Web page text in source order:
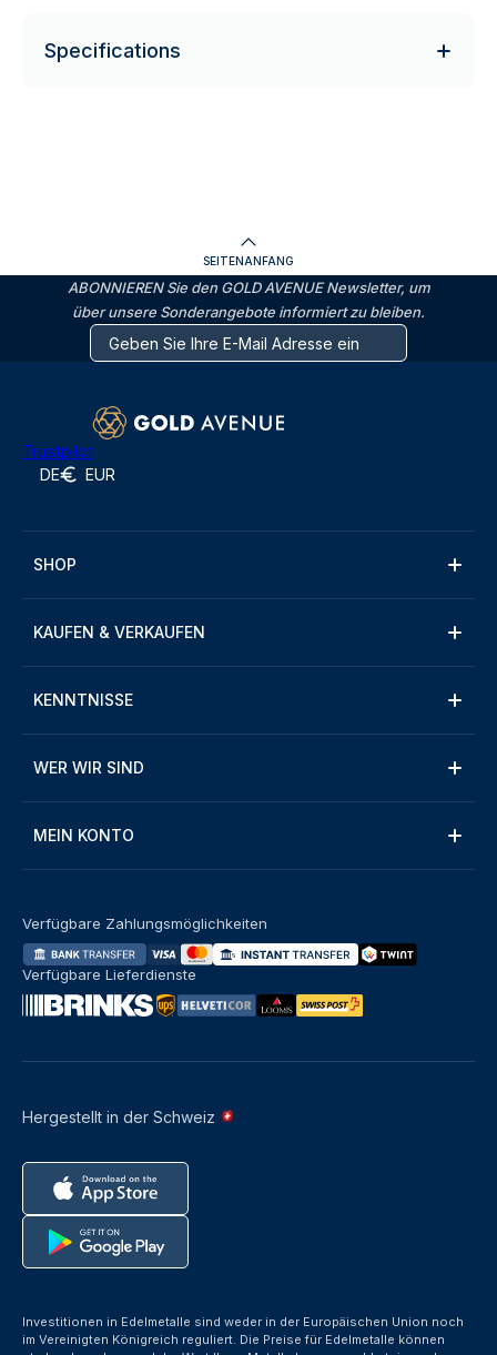
Specifications
SEITENANFANG
ABONNIEREN Sie den GOLD AVENUE Newsletter, um
über unsere Sonderangebote informiert zu bleiben.
Trustpilot
DE EUR
SHOP
KAUFEN & VERKAUFEN
KENNTNISSE
WER WIR SIND
MEIN KONTO
Hergestellt in der Schweiz
Verfügbare Zahlungsmöglichkeiten
Verfügbare Lieferdienste
Investitionen in Edelmetalle sind weder in der Europäischen Union noch
im Vereinigten Königreich reguliert. Die Preise für Edelmetalle können